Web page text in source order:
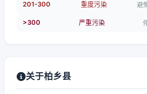
201-300 重度污染 避
>300 严重污染
关于柏乡县